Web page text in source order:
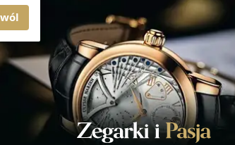
ZEGARKI I PASJA